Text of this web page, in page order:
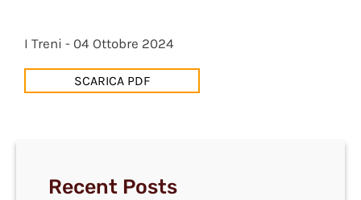
I Treni - 04 Ottobre 2024
SCARICA PDF
Recent Posts